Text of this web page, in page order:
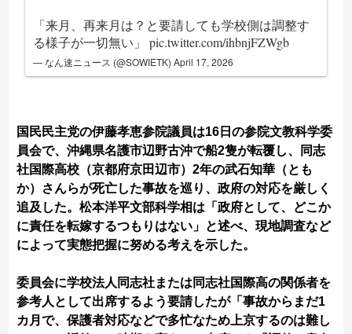
「来月、再来月は？と要請しても学校側は調整す
る様子が一切無い」pic.twitter.com/ihbnjFZWgb
— なん速ニュース (@SOWIETK)April 17, 2026
国民民主党の伊藤孝恵参院議員は16日の参院文教科学委
員会で、沖縄県名護市辺野古沖で船2隻が転覆し、同志
社国際高校（京都府京田辺市）2年の武石知華（とも
か）さんらが死亡した事故を巡り、政府の対応を厳しく
追及した。松本洋平文部科学相は「政府として、どこか
に責任を転嫁するつもりはない」と述べ、現地調査など
によって実態把握に努める考えを示した。
委員会に学校法人同志社または同志社国際高の関係者を
参考人として出席するよう要請したが「事故からまだ1
カ月で、保護者対応などで多忙なため上京するのは難し